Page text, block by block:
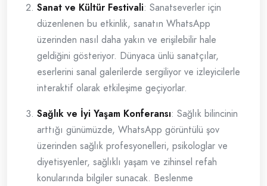
Sanat ve Kültür Festivali: Sanatseverler için
düzenlenen bu etkinlik, sanatın WhatsApp
üzerinden nasıl daha yakın ve erişilebilir hale
geldiğini gösteriyor. Dünyaca ünlü sanatçılar,
eserlerini sanal galerilerde sergiliyor ve izleyicilerle
interaktif olarak etkileşime geçiyorlar.
Sağlık ve İyi Yaşam Konferansı: Sağlık bilincinin
arttığı günümüzde, WhatsApp görüntülü şov
üzerinden sağlık profesyonelleri, psikologlar ve
diyetisyenler, sağlıklı yaşam ve zihinsel refah
konularında bilgiler sunacak. Beslenme